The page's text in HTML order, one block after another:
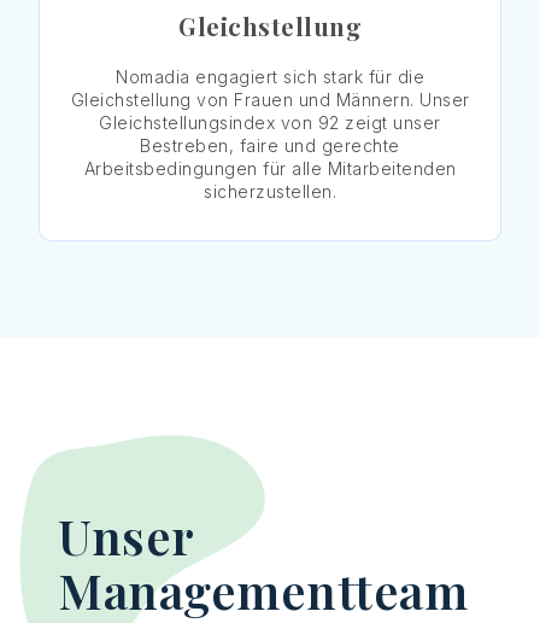
Gleichstellung
Nomadia engagiert sich stark für die
Gleichstellung von Frauen und Männern. Unser
Gleichstellungsindex von 92 zeigt unser
Bestreben, faire und gerechte
Arbeitsbedingungen für alle Mitarbeitenden
sicherzustellen.
Unser
Managementteam